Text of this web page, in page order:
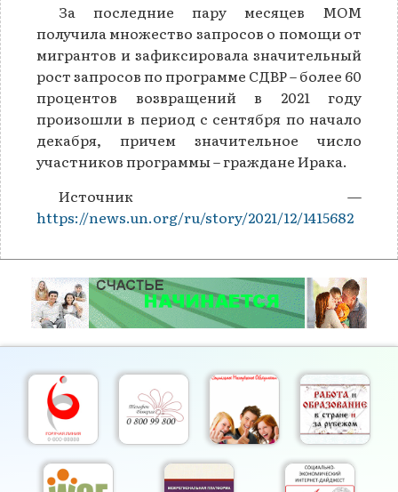
За последние пару месяцев МОМ
получила множество запросов о помощи от
мигрантов и зафиксировала значительный
рост запросов по программе СДВР – более 60
процентов возвращений в 2021 году
произошли в период с сентября по начало
декабря, причем значительное число
участников программы – граждане Ирака.
Источник —
https://news.un.org/ru/story/2021/12/1415682